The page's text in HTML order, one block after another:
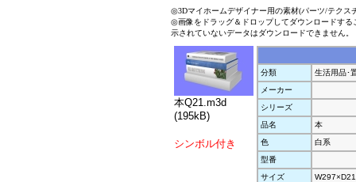
◎3Dマイホームデザイナー用の素材(パーツ/テクス
◎画像をドラッグ＆ドロップしてダウンロードす
示されていないデータはダウンロードできません。
本Q21.m3d
(195kB)
シンボル付き
分類
生活用品･
メーカー
シリーズ
品名
本
色
白系
型番
サイズ